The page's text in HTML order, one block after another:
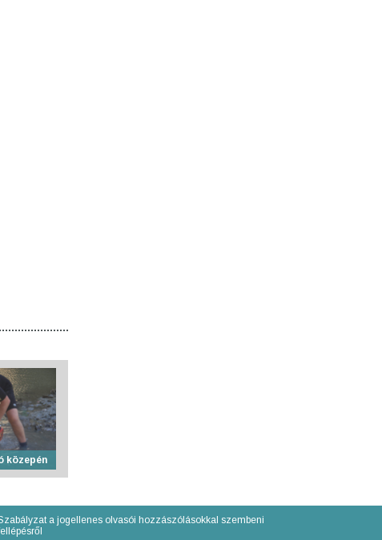
közepén
a jogellenes olvasói hozzászólásokkal szembeni